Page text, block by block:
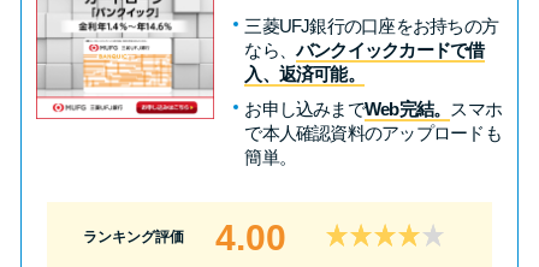
審査が不安な方向け
便利なコンテンツ
カードローンQ&A
三菱UFJ銀行の口座をお持ちの方
なら、バンクイックカードで借
入、返済可能。
お申し込みまでWeb完結。 スマホ
で本人確認資料のアップロードも
簡単。
ランキング評価 4.00